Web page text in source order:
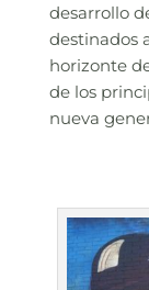
desarrollo
destinados
horizonte
de los
nueva